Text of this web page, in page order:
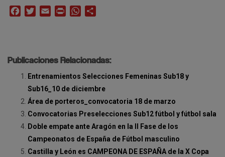
FacebookTwitterEmail Print WhatsApp
Publicaciones Relacionadas:
Entrenamientos Selecciones Femeninas Sub18 y
Sub16_10 de diciembre
Área de porteros_convocatoria 18 de marzo
Convocatorias Preselecciones Sub12 fútbol y fútbol sala
Doble empate ante Aragón en la II Fase de los
Campeonatos de España de Fútbol masculino
Castilla y León es CAMPEONA DE ESPAÑA de la X Copa